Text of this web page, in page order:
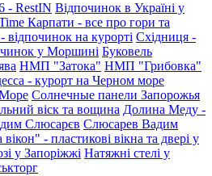
- RestIN Відпочинок в Україні у
Карпати - все про гори та
відпочинок на курорті Східниця -
у Моршині Буковель
НМП "Затока" НМП "Грибовка"
- курорт на Черном море
Солнечные панели Запорожья
віск та вощина Долина Меду -
Слюсарєв Слюсарев Вадим
- пластикові вікна та двері у
у Запоріжжі Натяжні стелі у